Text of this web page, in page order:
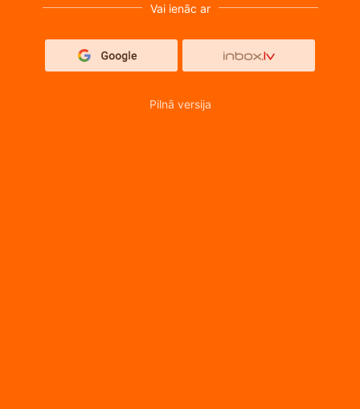
Vai ienāc ar
Pilnā versija